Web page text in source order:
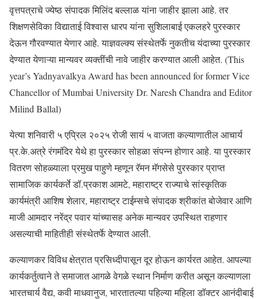
वृत्तपत्राचे ज्येष्ठ संपादक मिलिंद बल्लाळ यांना जाहीर झाला आहे. तर
शिक्षणसेविका विद्याताई विश्वास धारप यांना सुशिलाबाई एकलहरे पुरस्कार
देऊन गौरवण्यात येणार आहे. याज्ञवल्क्य संस्थेतर्फे नुकतीच यंदाच्या पुरस्कार
देण्यात येणाऱ्या मान्यवर व्यक्तींची नावे जाहीर करण्यात आली आहेत. (This
year’s Yadnyavalkya Award has been announced for former Vice
Chancellor of Mumbai University Dr. Naresh Chandra and Editor
Milind Ballal)
येत्या शनिवारी ५ एप्रिल २०२५ रोजी सायं ५ वाजता कल्याणातील आचार्य
प्र.के.अत्रे रंगमंदिर येथे हा पुरस्कार सोहळा संपन्न होणार आहे. या पुरस्कार
वितरण सोहळ्याला प्रमुख पाहुणे म्हणून रॅमन मॅगसेसे पुरस्कार प्राप्त
सामाजिक कार्यकर्ते डॉ.प्रकाश आमटे, महाराष्ट्र राज्याचे सांस्कृतिक
कार्यमंत्री आशिष शेलार, महाराष्ट्र टाईम्सचे संपादक श्रीकांत बोजेवार आणि
माजी आमदार नरेंद्र पवार यांच्यासह अनेक मान्यवर उपस्थित राहणार
असल्याची माहितीही संस्थेतर्फे देण्यात आली.
कल्याणकर विविध क्षेत्रात प्रसिध्दीपासून दूर होऊन कार्यरत आहेत. आपल्या
कार्यकर्तुत्वाने ते समाजात आगळे वेगळे स्थान निर्माण करीत असून कल्याणला
भारतचार्य वैद्य, कवी माधवानुज, भारतातल्या पहिल्या महिला डॉक्टर आनंदीबाई